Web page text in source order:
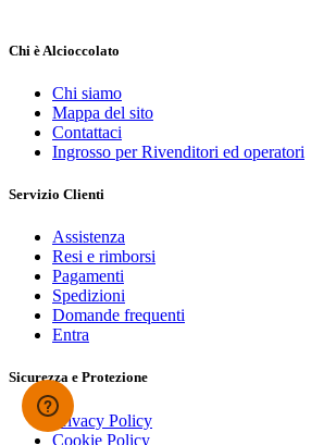
Chi è Alcioccolato
Chi siamo
Mappa del sito
Contattaci
Ingrosso per Rivenditori ed operatori
Servizio Clienti
Assistenza
Resi e rimborsi
Pagamenti
Spedizioni
Domande frequenti
Entra
Sicurezza e Protezione
Privacy Policy
Cookie Policy